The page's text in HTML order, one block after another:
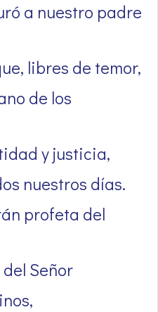
a nuestro padre
libres de temor,
de los
y justicia,
nuestros días.
profeta del
Señor